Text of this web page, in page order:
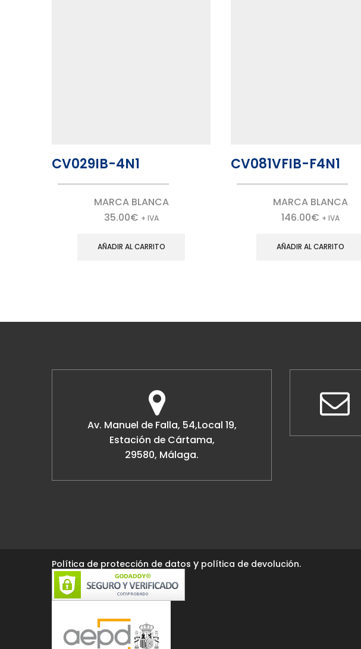
CV029IB-4N1
MARCA BLANCA
35.00€ + IVA
AÑADIR AL CARRITO
CV081VFIB-F4N1
MARCA BLANCA
146.00€ + IVA
AÑADIR AL CARRITO
Av. Manuel de Falla, 54,Local 19,
Estación de Cártama,
29580, Málaga.
Política de protección de datos y política de devolución.